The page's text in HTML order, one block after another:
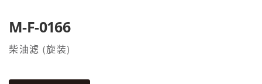
M-F-0166
柴油滤 (旋装)